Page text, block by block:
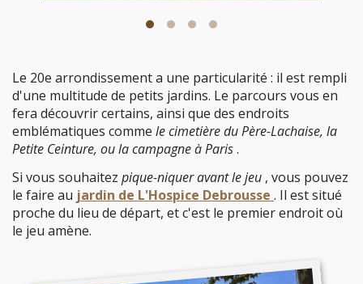
Le 20e arrondissement a une particularité : il est rempli
d'une multitude de petits jardins. Le parcours vous en
fera découvrir certains, ainsi que des endroits
emblématiques comme le cimetière du Père-Lachaise, la
Petite Ceinture, ou la campagne à Paris.
Si vous souhaitez pique-niquer avant le jeu , vous pouvez
le faire au jardin de L'Hospice Debrousse . Il est situé
proche du lieu de départ, et c'est le premier endroit où
le jeu amène.